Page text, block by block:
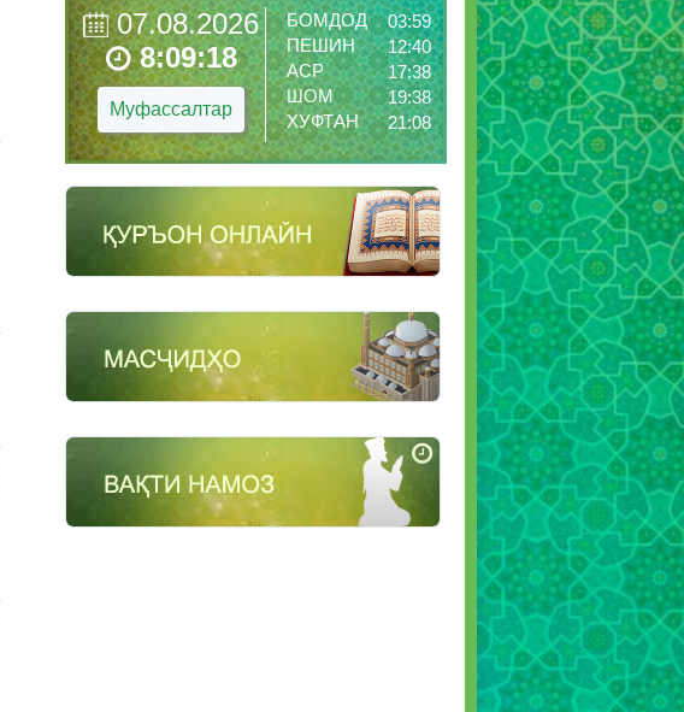
07.08.2026
8:09:19
Муфассалтар
БОМДОД
03:59
ПЕШИН
12:40
АСР
17:38
ШОМ
19:38
ХУФТАН
21:08